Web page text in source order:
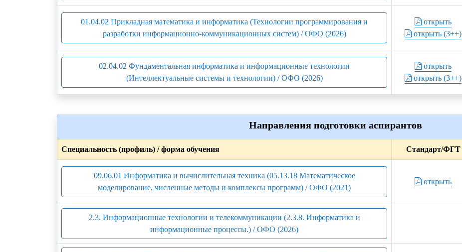
01.04.02 Прикладная математика и информатика (Технологии программирования и
разработки информационно-коммуникационных систем) / ОФО (2026)
открыть
открыть (3++)
02.04.02 Фундаментальная информатика и информационные технологии
(Интеллектуальные системы и технологии) / ОФО (2026)
открыть
открыть (3++)
Направления подготовки аспирантов
Специальность (профиль) / форма обучения Стандарт/ФГТ
09.06.01 Информатика и вычислительная техника (05.13.18 Математическое
моделирование, численные методы и комплексы программ) / ОФО (2021)
открыть
2.3. Информационные технологии и телекоммуникации (2.3.8. Информатика и
информационные процессы.) / ОФО (2026)